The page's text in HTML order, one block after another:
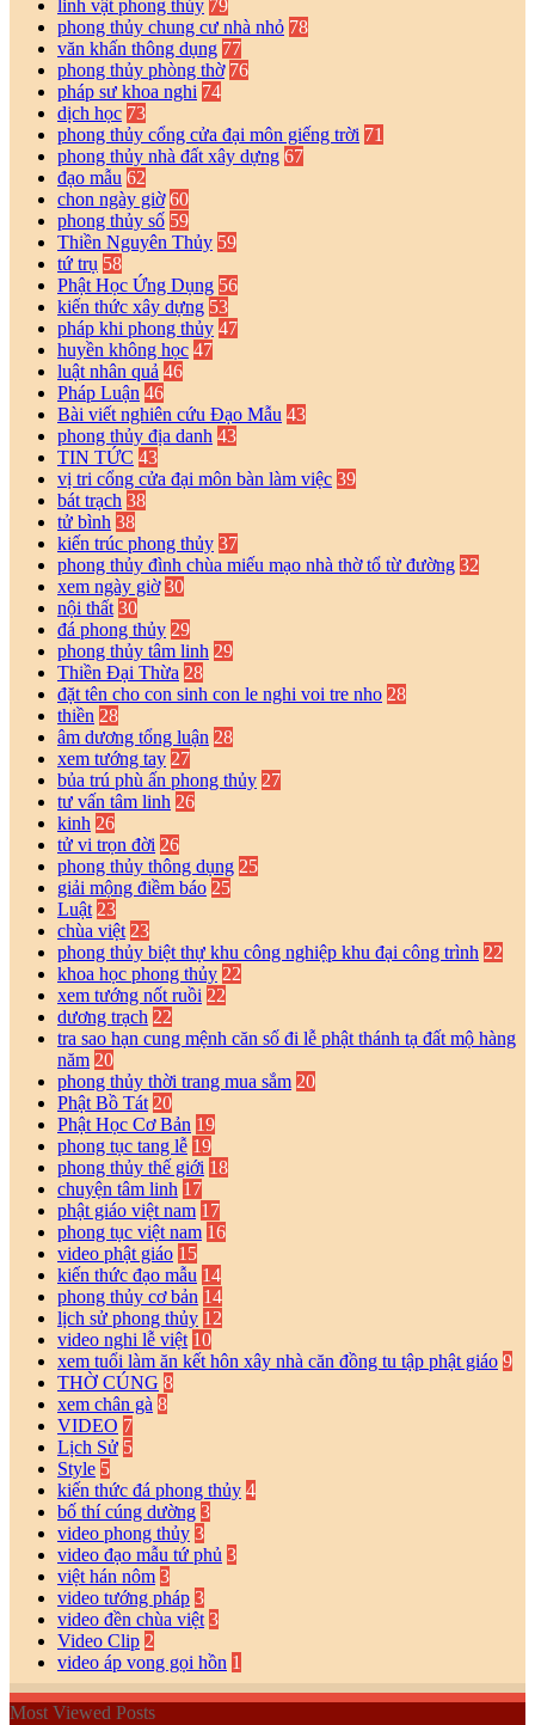
linh vật phong thủy 79
phong thủy chung cư nhà nhỏ 78
văn khấn thông dụng 77
phong thủy phòng thờ 76
pháp sư khoa nghi 74
dịch học 73
phong thủy cổng cửa đại môn giếng trời 71
phong thủy nhà đất xây dựng 67
đạo mẫu 62
chon ngày giờ 60
phong thủy số 59
Thiền Nguyên Thủy 59
tứ trụ 58
Phật Học Ứng Dụng 56
kiến thức xây dựng 53
pháp khi phong thủy 47
huyền không học 47
luật nhân quả 46
Pháp Luận 46
Bài viết nghiên cứu Đạo Mẫu 43
phong thủy địa danh 43
TIN TỨC 43
vị tri cổng cửa đại môn bàn làm việc 39
bát trạch 38
tử bình 38
kiến trúc phong thủy 37
phong thủy đình chùa miếu mạo nhà thờ tổ từ đường 32
xem ngày giờ 30
nội thất 30
đá phong thủy 29
phong thủy tâm linh 29
Thiền Đại Thừa 28
đặt tên cho con sinh con le nghi voi tre nho 28
thiền 28
âm dương tổng luận 28
xem tướng tay 27
bủa trú phù ấn phong thủy 27
tư vấn tâm linh 26
kinh 26
tử vi trọn đời 26
phong thủy thông dụng 25
giải mộng điềm báo 25
Luật 23
chùa việt 23
phong thủy biệt thự khu công nghiệp khu đại công trình 22
khoa học phong thủy 22
xem tướng nốt ruồi 22
dương trạch 22
tra sao hạn cung mệnh căn số đi lễ phật thánh tạ đất mộ hàng
năm 20
phong thủy thời trang mua sắm 20
Phật Bồ Tát 20
Phật Học Cơ Bản 19
phong tục tang lễ 19
phong thủy thế giới 18
chuyện tâm linh 17
phật giáo việt nam 17
phong tục việt nam 16
video phật giáo 15
kiến thức đạo mẫu 14
phong thủy cơ bản 14
lịch sử phong thủy 12
video nghi lễ việt 10
xem tuổi làm ăn kết hôn xây nhà căn đồng tu tập phật giáo 9
THỜ CÚNG 8
xem chân gà 8
VIDEO 7
Lịch Sử 5
Style 5
kiến thức đá phong thủy 4
bố thí cúng dường 3
video phong thủy 3
video đạo mẫu tứ phủ 3
việt hán nôm 3
video tướng pháp 3
video đền chùa việt 3
Video Clip 2
video áp vong gọi hồn 1
Most Viewed Posts